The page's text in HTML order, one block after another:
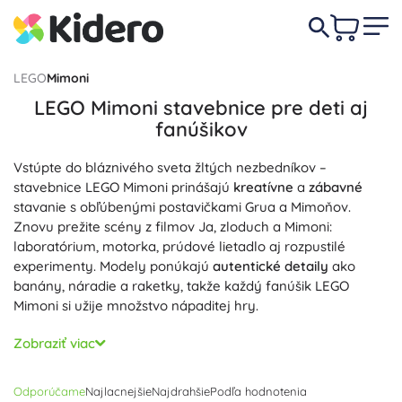
LEGOMimoni
LEGO Mimoni stavebnice pre deti aj
fanúšikov
Vstúpte do bláznivého sveta žltých nezbedníkov –
stavebnice LEGO Mimoni prinášajú kreatívne a zábavné
stavanie s obľúbenými postavičkami Grua a Mimoňov.
Znovu prežite scény z filmov Ja, zloduch a Mimoni:
laboratórium, motorka, prúdové lietadlo aj rozpustilé
experimenty. Modely ponúkajú autentické detaily ako
banány, náradie a raketky, takže každý fanúšik LEGO
Mimoni si užije množstvo nápaditej hry.
Sety LEGO Mimoni sú plné
prestavateľných modulov a ikonických minifigúrok – Kevin,
motoriku, logiku a priestorovú predstavivosť a vďaka
Zobraziť viac
OdporúčameNajlacnejšieNajdrahšiePodľa hodnotenia